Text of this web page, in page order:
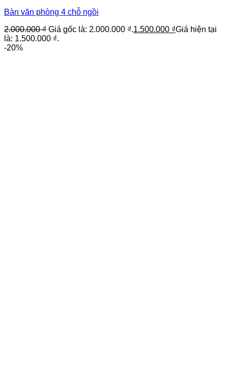
Bàn văn phòng 4 chỗ ngồi
2.000.000₫ Giá gốc là: 2.000.000 ₫.1.500.000 ₫Giá hiện tại
là: 1.500.000 ₫.
-20%